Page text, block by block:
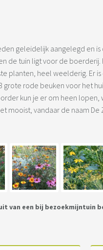
geleidelijk aangelegd en
de tuin ligt voor de boerderij.
planten, heel weelderig. Er
grote rode beuken voor het
kun je er om heen
mooist, vandaar de naam De
van een bij bezoekmijntuin